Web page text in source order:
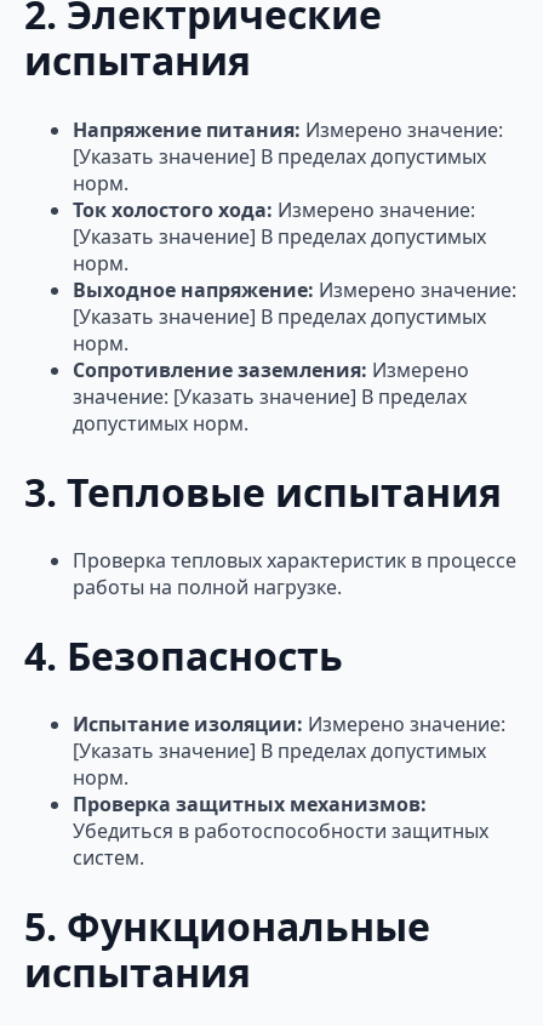
2. Электрические
испытания
Напряжение питания: Измерено значение:
[Указать значение] В пределах допустимых
норм.
Ток холостого хода: Измерено значение:
[Указать значение] В пределах допустимых
норм.
Выходное напряжение: Измерено значение:
[Указать значение] В пределах допустимых
норм.
Сопротивление заземления: Измерено
значение: [Указать значение] В пределах
допустимых норм.
3. Тепловые испытания
Проверка тепловых характеристик в процессе
работы на полной нагрузке.
4. Безопасность
Испытание изоляции: Измерено значение:
[Указать значение] В пределах допустимых
норм.
Проверка защитных механизмов:
Убедиться в работоспособности защитных
систем.
5. Функциональные
испытания